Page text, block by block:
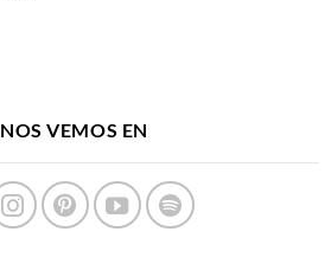
NOS VEMOS EN